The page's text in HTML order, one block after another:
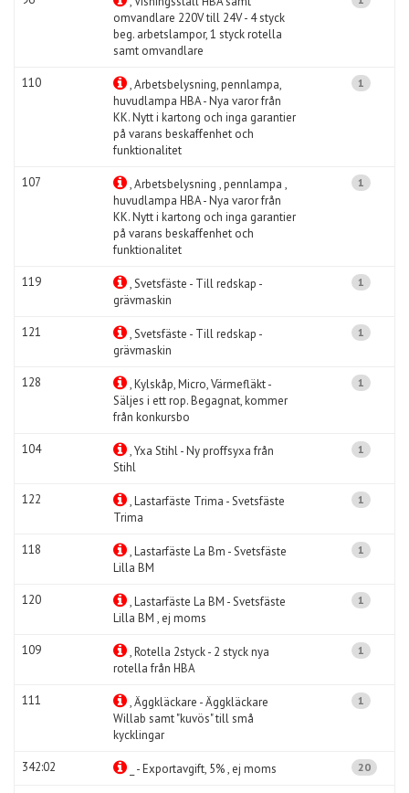
omvandlare 220V till 24V - 4 styck
beg. arbetslampor, 1 styck rotella
samt omvandlare
110
, Arbetsbelysning, pennlampa,
huvudlampa HBA - Nya varor från
KK. Nytt i kartong och inga garantier
på varans beskaffenhet och
funktionalitet
1
107
, Arbetsbelysning , pennlampa ,
huvudlampa HBA - Nya varor från
KK. Nytt i kartong och inga garantier
på varans beskaffenhet och
funktionalitet
1
119
, Svetsfäste - Till redskap -
grävmaskin
1
121
, Svetsfäste - Till redskap -
grävmaskin
1
128
, Kylskåp, Micro, Värmefläkt -
Säljes i ett rop. Begagnat, kommer
från konkursbo
1
104
, Yxa Stihl - Ny proffsyxa från
Stihl
1
122
, Lastarfäste Trima - Svetsfäste
Trima
1
118
, Lastarfäste La Bm - Svetsfäste
Lilla BM
1
120
, Lastarfäste La BM - Svetsfäste
Lilla BM , ej moms
1
109
, Rotella 2styck - 2 styck nya
rotella från HBA
1
111
, Äggkläckare - Äggkläckare
Willab samt "kuvös" till små
kycklingar
1
342:02 _ - Exportavgift, 5% , ej moms 20